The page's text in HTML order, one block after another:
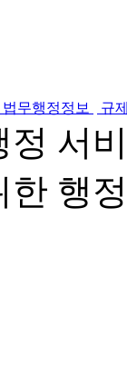
법무행정정보 규
정 서
행